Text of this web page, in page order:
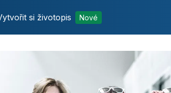
si životopis Nové